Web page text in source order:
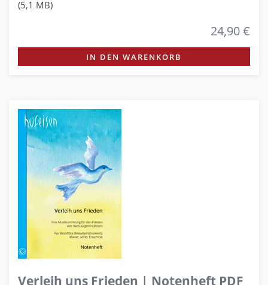
(5,1 MB)
24,90 €
IN DEN WARENKORB
Verleih uns Frieden | Notenheft PDF